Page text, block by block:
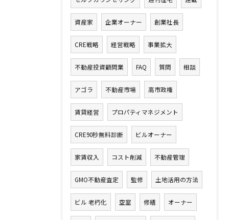
資産家 企業オーナー 創業社長
CRE戦略 経営戦略 事業拡大
不動産投資顧問業 FAQ 質問 相談
アゴラ 不動産市場 高市政権
賃貸経営 プロパティマネジメント
CRE90秒無料診断 ビルオーナー
家賃収入 コスト削減 不動産管理
GMO不動産査定 監修 土地活用の方法
ビル 老朽化 空室 修繕 オーナー